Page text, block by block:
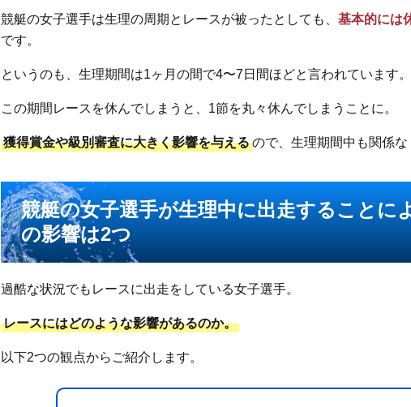
トの知識もしっかりと把握しており、どのサイトが信
競艇の女子選手は生理の周期とレースが被ったとしても、基本的には
です。
というのも、生理期間は1ヶ月の間で4〜7日間ほどと言われています。
この期間レースを休んでしまうと、1節を丸々休んでしまうことに。
獲得賞金や級別審査に大きく影響を与えるので、生理期間中も関係な
競艇の女子選手が生理中に出走することに
の影響は2つ
過酷な状況でもレースに出走をしている女子選手。
レースにはどのような影響があるのか。
以下2つの観点からご紹介します。